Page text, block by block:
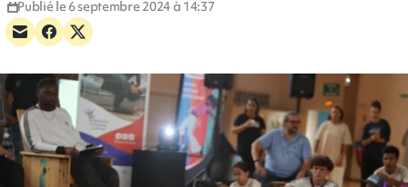
Publié le 6 septembre 2024 à 14:37